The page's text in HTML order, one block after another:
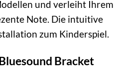
und verleiht Ihrem
Note. Die intuitive
zum Kinderspiel.
Bracket